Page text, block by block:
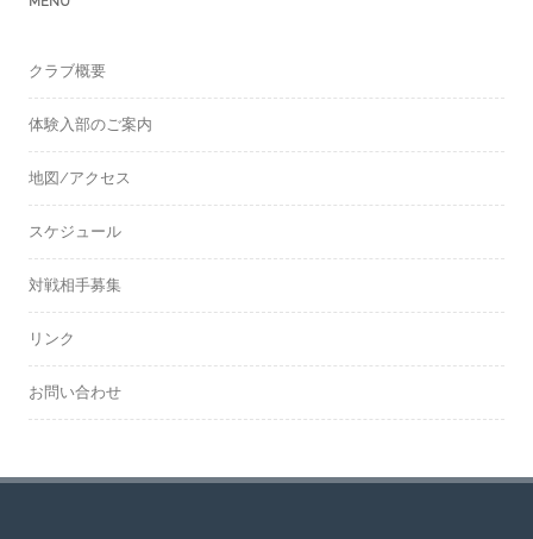
クラブ概要
体験入部のご案内
地図/アクセス
スケジュール
対戦相手募集
リンク
お問い合わせ